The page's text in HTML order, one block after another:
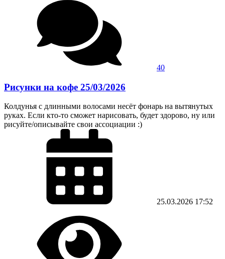
40
Рисунки на кофе 25/03/2026
Колдунья с длинными волосами несёт фонарь на вытянутых
руках. Если кто-то сможет нарисовать, будет здорово, ну или
рисуйте/описывайте свои ассоциации :)
25.03.2026 17:52